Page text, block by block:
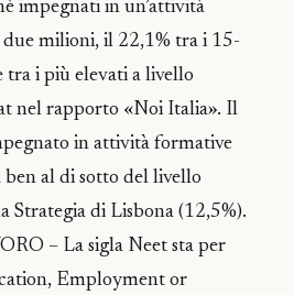
impegnati in un’attività
milioni, il 22,1% tra i 15-
tra i più elevati a livello
nel rapporto «Noi Italia». Il
in attività formative
al di sotto del livello
Strategia di Lisbona (12,5%).
– La sigla Neet sta per
Employment or